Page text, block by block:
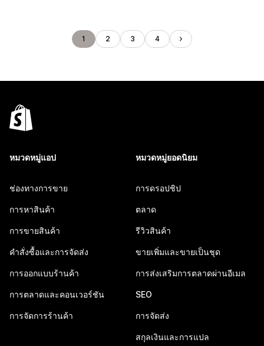
1 2 3 4
หมวดหมู่แอป
ช่องทางการขาย
การหาสินค้า
การขายสินค้า
คำสั่งซื้อและการจัดส่ง
การออกแบบร้านค้า
การตลาดและคอนเวอร์ชัน
การจัดการร้านค้า
หมวดหมู่ยอดนิยม
การดรอปชิป
ตลาด
รีวิวสินค้า
ขายเพิ่มและขายเป็นชุด
การส่งเสริมการตลาดผ่านอีเมล
SEO
การจัดส่ง
สกุลเงินและการแปล